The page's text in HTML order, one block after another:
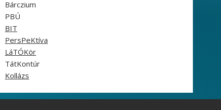
Bárczium
PBÚ
BIT
PersPeKtíva
LáTÓKör
TátKontúr
Kollázs